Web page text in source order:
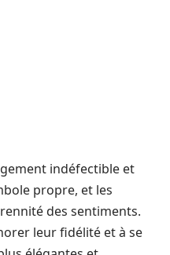
indéfectible et
propre, et les
des sentiments.
leur fidélité et à se